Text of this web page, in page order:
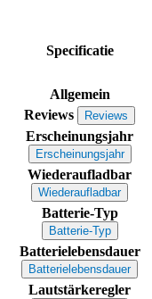
Specificatie
Allgemein
Reviews
Reviews
Erscheinungsjahr
Erscheinungsjahr
Wiederaufladbar
Wiederaufladbar
Batterie-Typ
Batterie-Typ
Batterielebensdauer
Batterielebensdauer
Lautstärkeregler